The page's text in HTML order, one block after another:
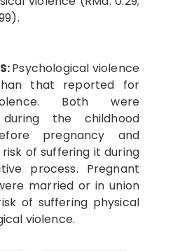
Psychological violence
that reported for
Both were
during the childhood
pregnancy and
of suffering it during
process. Pregnant
married or in union
of suffering physical
violence.